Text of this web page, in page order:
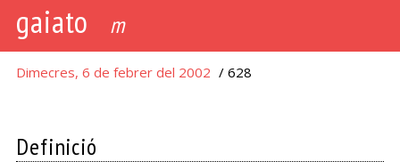
gaiato m
Dimecres, 6 de febrer del 2002 / 628
Definició
dojo